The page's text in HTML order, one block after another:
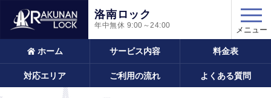
洛南ロック
年中無休 9:00～24:00 メニュー
ホーム サービス内容 料金表
対応エリア ご利用の流れ よくある質問